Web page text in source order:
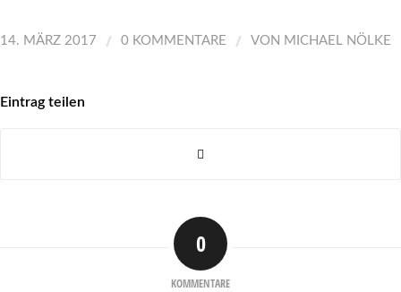
14. MÄRZ 2017 / 0 KOMMENTARE / VON MICHAEL NÖLKE
Eintrag teilen
0
KOMMENTARE